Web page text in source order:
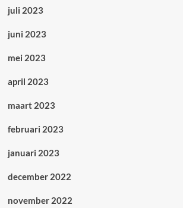
juli 2023
juni 2023
mei 2023
april 2023
maart 2023
februari 2023
januari 2023
december 2022
november 2022